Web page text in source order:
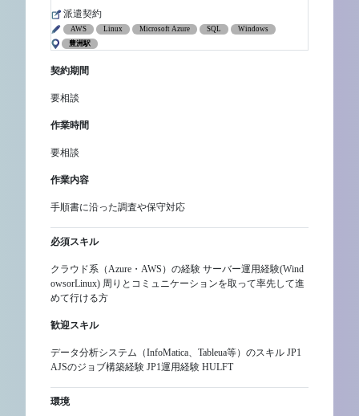
派遣契約
AWS Linux Microsoft Azure SQL
Windows
豊洲駅
契約期間
要相談
作業時間
要相談
作業内容
手順書に沿った調査や保守対応
必須スキル
クラウド系（Azure・AWS）の経験 サーバー運用経験(Wind
owsorLinux) 周りとコミュニケーションを取って率先して進
めて行ける方
歓迎スキル
データ分析システム（InfoMatica、Tableua等）のスキル JP1
AJSのジョブ構築経験 JP1運用経験 HULFT
環境